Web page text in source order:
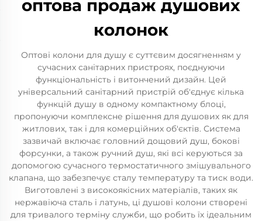
оптова продаж душових
колонок
Оптові колони для душу є суттєвим досягненням у
сучасних санітарних пристроях, поєднуючи
функціональність і витончений дизайн. Цей
універсальний санітарний пристрій об'єднує кілька
функцій душу в одному компактному блоці,
пропонуючи комплексне рішення для душових як для
житлових, так і для комерційних об'єктів. Система
зазвичай включає головний дощовий душ, бокові
форсунки, а також ручний душ, які всі керуються за
допомогою сучасного термостатичного змішувального
клапана, що забезпечує сталу температуру та тиск води.
Виготовлені з високоякісних матеріалів, таких як
нержавіюча сталь і латунь, ці душові колони створені
для тривалого терміну служби, що робить їх ідеальним